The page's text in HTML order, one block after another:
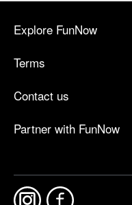
Explore FunNow
Terms
Contact us
Partner with FunNow